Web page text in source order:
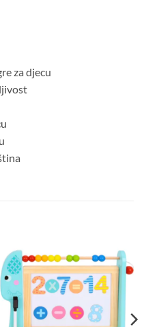
za djecu